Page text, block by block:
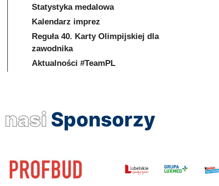
Statystyka medalowa
Kalendarz imprez
Reguła 40. Karty Olimpijskiej dla
zawodnika
Aktualności #TeamPL
nasi Sponsorzy